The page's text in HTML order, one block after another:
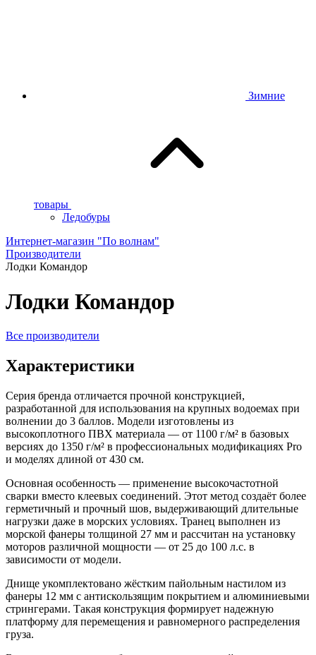
Зимние
товары
Ледобуры
Интернет-магазин "По волнам"
Производители
Лодки Командор
Лодки Командор
Все производители
Характеристики
Серия бренда отличается прочной конструкцией,
разработанной для использования на крупных водоемах при
волнении до 3 баллов. Модели изготовлены из
высокоплотного ПВХ материала — от 1100 г/м² в базовых
версиях до 1350 г/м² в профессиональных модификациях Pro
и моделях длиной от 430 см.
Основная особенность — применение высокочастотной
сварки вместо клеевых соединений. Этот метод создаёт более
герметичный и прочный шов, выдерживающий длительные
нагрузки даже в морских условиях. Транец выполнен из
морской фанеры толщиной 27 мм и рассчитан на установку
моторов различной мощности — от 25 до 100 л.с. в
зависимости от модели.
Днище укомплектовано жёстким пайольным настилом из
фанеры 12 мм с антискользящим покрытием и алюминиевыми
стрингерами. Такая конструкция формирует надежную
платформу для перемещения и равномерного распределения
груза.